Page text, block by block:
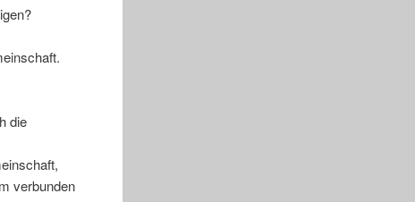
die
verbunden